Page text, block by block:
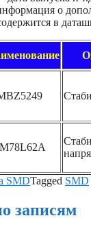
о
в
SMDTagged SMD
записям